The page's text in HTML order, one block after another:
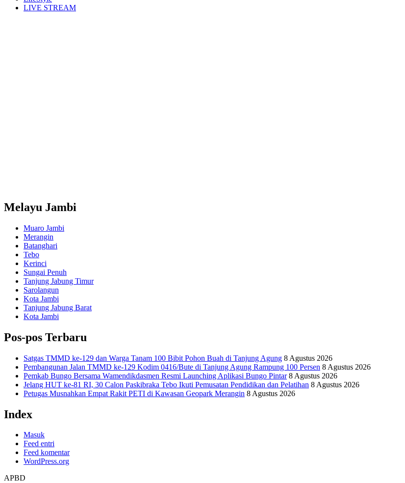
LIVE STREAM
Melayu Jambi
Muaro Jambi
Merangin
Batanghari
Tebo
Kerinci
Sungai Penuh
Tanjung Jabung Timur
Sarolangun
Kota Jambi
Tanjung Jabung Barat
Kota Jambi
Pos-pos Terbaru
Satgas TMMD ke-129 dan Warga Tanam 100 Bibit Pohon Buah di Tanjung Agung 8 Agustus 2026
Pembangunan Jalan TMMD ke-129 Kodim 0416/Bute di Tanjung Agung Rampung 100 Persen 8 Agustus 2026
Pemkab Bungo Bersama Wamendikdasmen Resmi Launching Aplikasi Bungo Pintar 8 Agustus 2026
Jelang HUT ke-81 RI, 30 Calon Paskibraka Tebo Ikuti Pemusatan Pendidikan dan Pelatihan 8 Agustus 2026
Petugas Musnahkan Empat Rakit PETI di Kawasan Geopark Merangin 8 Agustus 2026
Index
Masuk
Feed entri
Feed komentar
WordPress.org
APBD